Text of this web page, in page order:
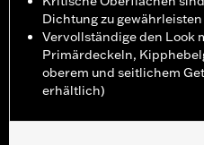
Dichtung zu gewährleisten
Vervollständige den Look
Primärdeckeln,
oberem und seitlichem
erhältlich)